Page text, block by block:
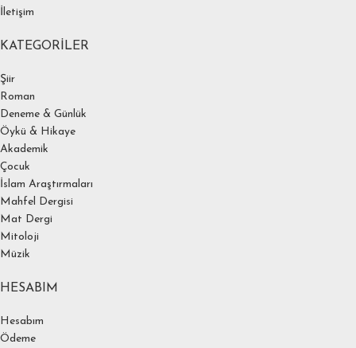
İletişim
KATEGORILER
Şiir
Roman
Deneme & Günlük
Öykü & Hikaye
Akademik
Çocuk
İslam Araştırmaları
Mahfel Dergisi
Mat Dergi
Mitoloji
Müzik
HESABIM
Hesabım
Ödeme